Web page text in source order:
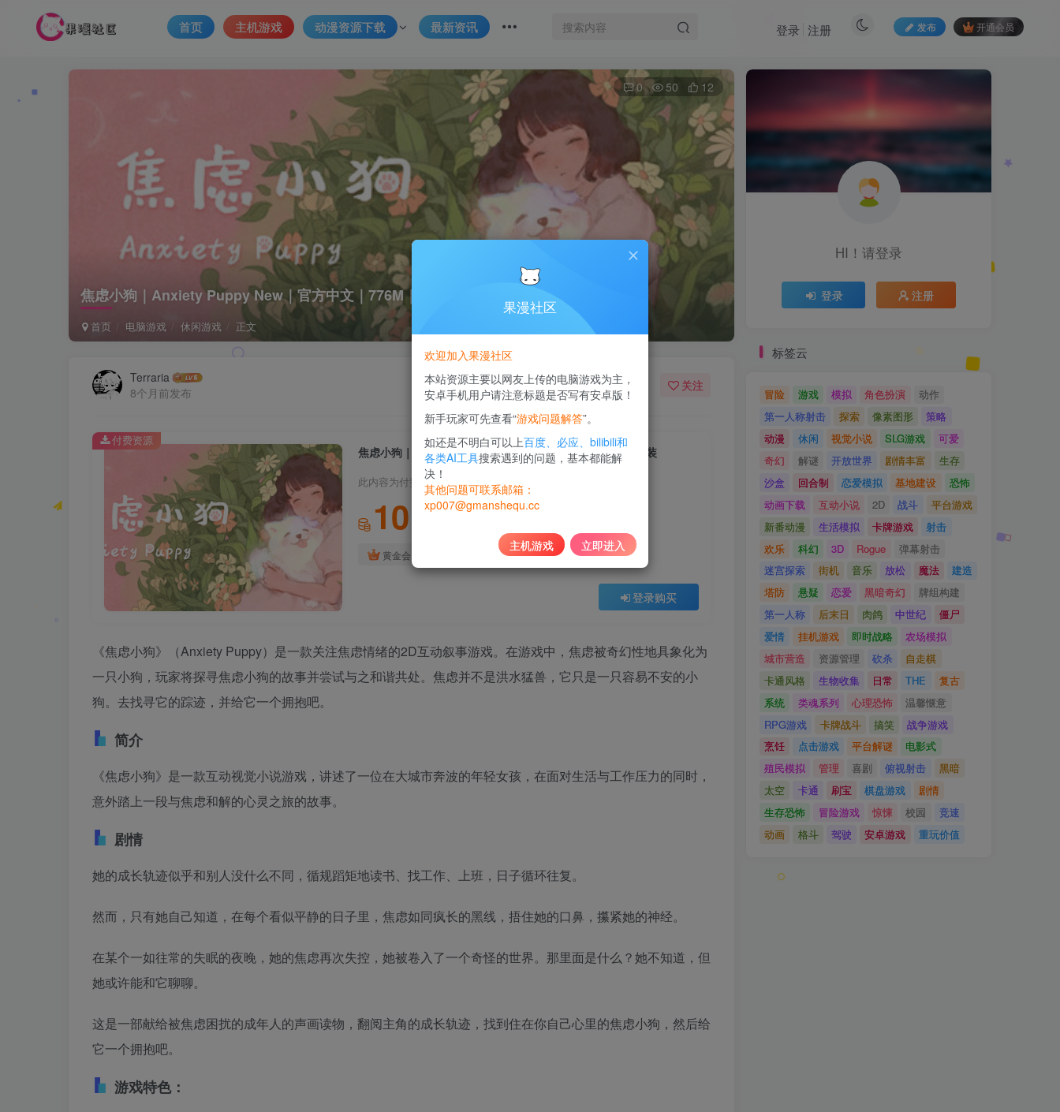
首页 主机游戏 动漫资源下载 最新资讯 发布 开通会员
登录 注册
焦虑小狗｜Anxiety Puppy New｜官方中文｜776M｜免安装
首页 电脑游戏 休闲游戏 正文
0 50 12
Terraria
8个月前发布
关注
焦虑小狗｜Anxiety Puppy New｜官方中文｜776M｜免安装
此内容为付费资源，请付费后查看
10
黄金会员
登录购买
付费资源
《焦虑小狗》（Anxiety Puppy）是一款关注焦虑情绪的2D互动叙事游戏。在游戏中，焦虑被奇幻性地具象化为
一只小狗，玩家将探寻焦虑小狗的故事并尝试与之和谐共处。焦虑并不是洪水猛兽，它只是一只容易不安的小
狗。去找寻它的踪迹，并给它一个拥抱吧。
简介
《焦虑小狗》是一款互动视觉小说游戏，讲述了一位在大城市奔波的年轻女孩，在面对生活与工作压力的同时，
意外踏上一段与焦虑和解的心灵之旅的故事。
剧情
她的成长轨迹似乎和别人没什么不同，循规蹈矩地读书、找工作、上班，日子循环往复。
然而，只有她自己知道，在每个看似平静的日子里，焦虑如同疯长的黑线，捂住她的口鼻，攥紧她的神经。
在某个一如往常的失眠的夜晚，她的焦虑再次失控，她被卷入了一个奇怪的世界。那里面是什么？她不知道，但
她或许能和它聊聊。
这是一部献给被焦虑困扰的成年人的声画读物，翻阅主角的成长轨迹，找到住在你自己心里的焦虑小狗，然后给
它一个拥抱吧。
游戏特色：
HI！请登录
登录 注册
标签云
冒险 游戏 模拟 角色扮演
动作
第一人称射击
探索 像素图形
策略
动漫
休闲 视觉小说 SLG游戏
可爱
奇幻
解谜 开放世界 剧情丰富
生存
沙盒
回合制 恋爱模拟 基地建设
恐怖
动画下载
互动小说 2D 战斗
平台游戏
新番动漫
生活模拟 卡牌游戏
射击
欢乐
科幻 3D Rogue
弹幕射击
迷宫探索
街机 音乐 放松 魔法
建造
塔防
悬疑 恋爱 黑暗奇幻
牌组构建
第一人称
后末日 肉鸽 中世纪
僵尸
爱情
挂机游戏 即时战略
农场模拟
城市营造
资源管理 砍杀
自走棋
卡通风格
生物收集 日常 THE
复古
系统
类魂系列 心理恐怖
温馨惬意
RPG游戏
卡牌战斗 搞笑
战争游戏
烹饪
点击游戏 平台解谜
电影式
殖民模拟
管理 喜剧 俯视射击
黑暗
太空
卡通 刷宝 棋盘游戏
剧情
生存恐怖
冒险游戏 惊悚 校园
竞速
动画
格斗 驾驶 安卓游戏 重玩价值
果漫社区
欢迎加入果漫社区
本站资源主要以网友上传的电脑游戏为主，
安卓手机用户请注意标题是否写有安卓版！
新手玩家可先查看“游戏问题解答”。
如还是不明白可以上百度、必应、bilibili和
各类AI工具搜索遇到的问题，基本都能解
决！
其他问题可联系邮箱：
xp007@gmanshequ.cc
主机游戏 立即进入